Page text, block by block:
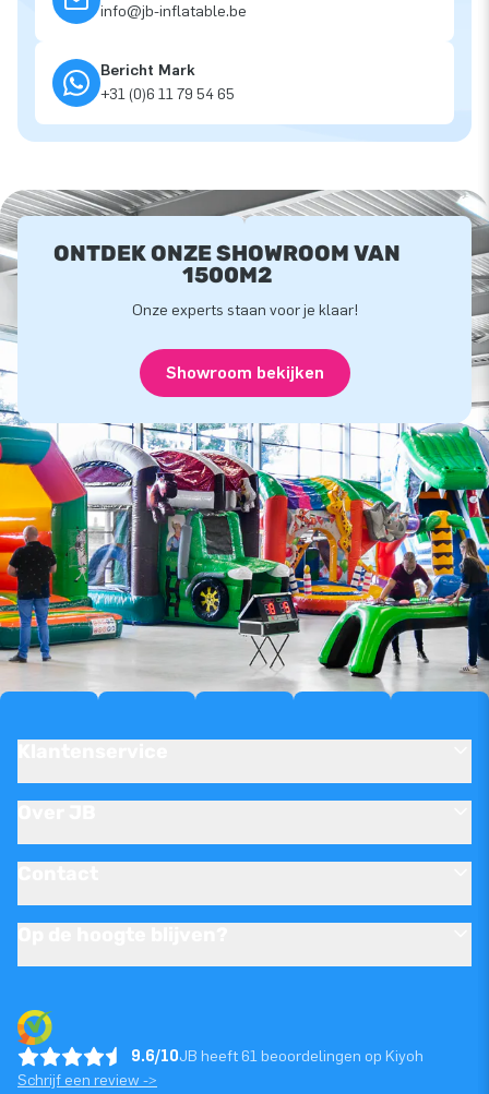
info@jb-inflatable.be
Bericht Mark
+31 (0)6 11 79 54 65
ONTDEK ONZE SHOWROOM VAN
1500M2
Onze experts staan voor je klaar!
Showroom bekijken
9.6/10JB heeft 61 beoordelingen op Kiyoh
Schrijf een review ->